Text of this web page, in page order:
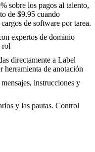
sobre los pagos al talento,
de $9.95 cuando
de software por tarea.
expertos de dominio
rol
directamente a Label
de anotación
instrucciones y
y las pautas. Control